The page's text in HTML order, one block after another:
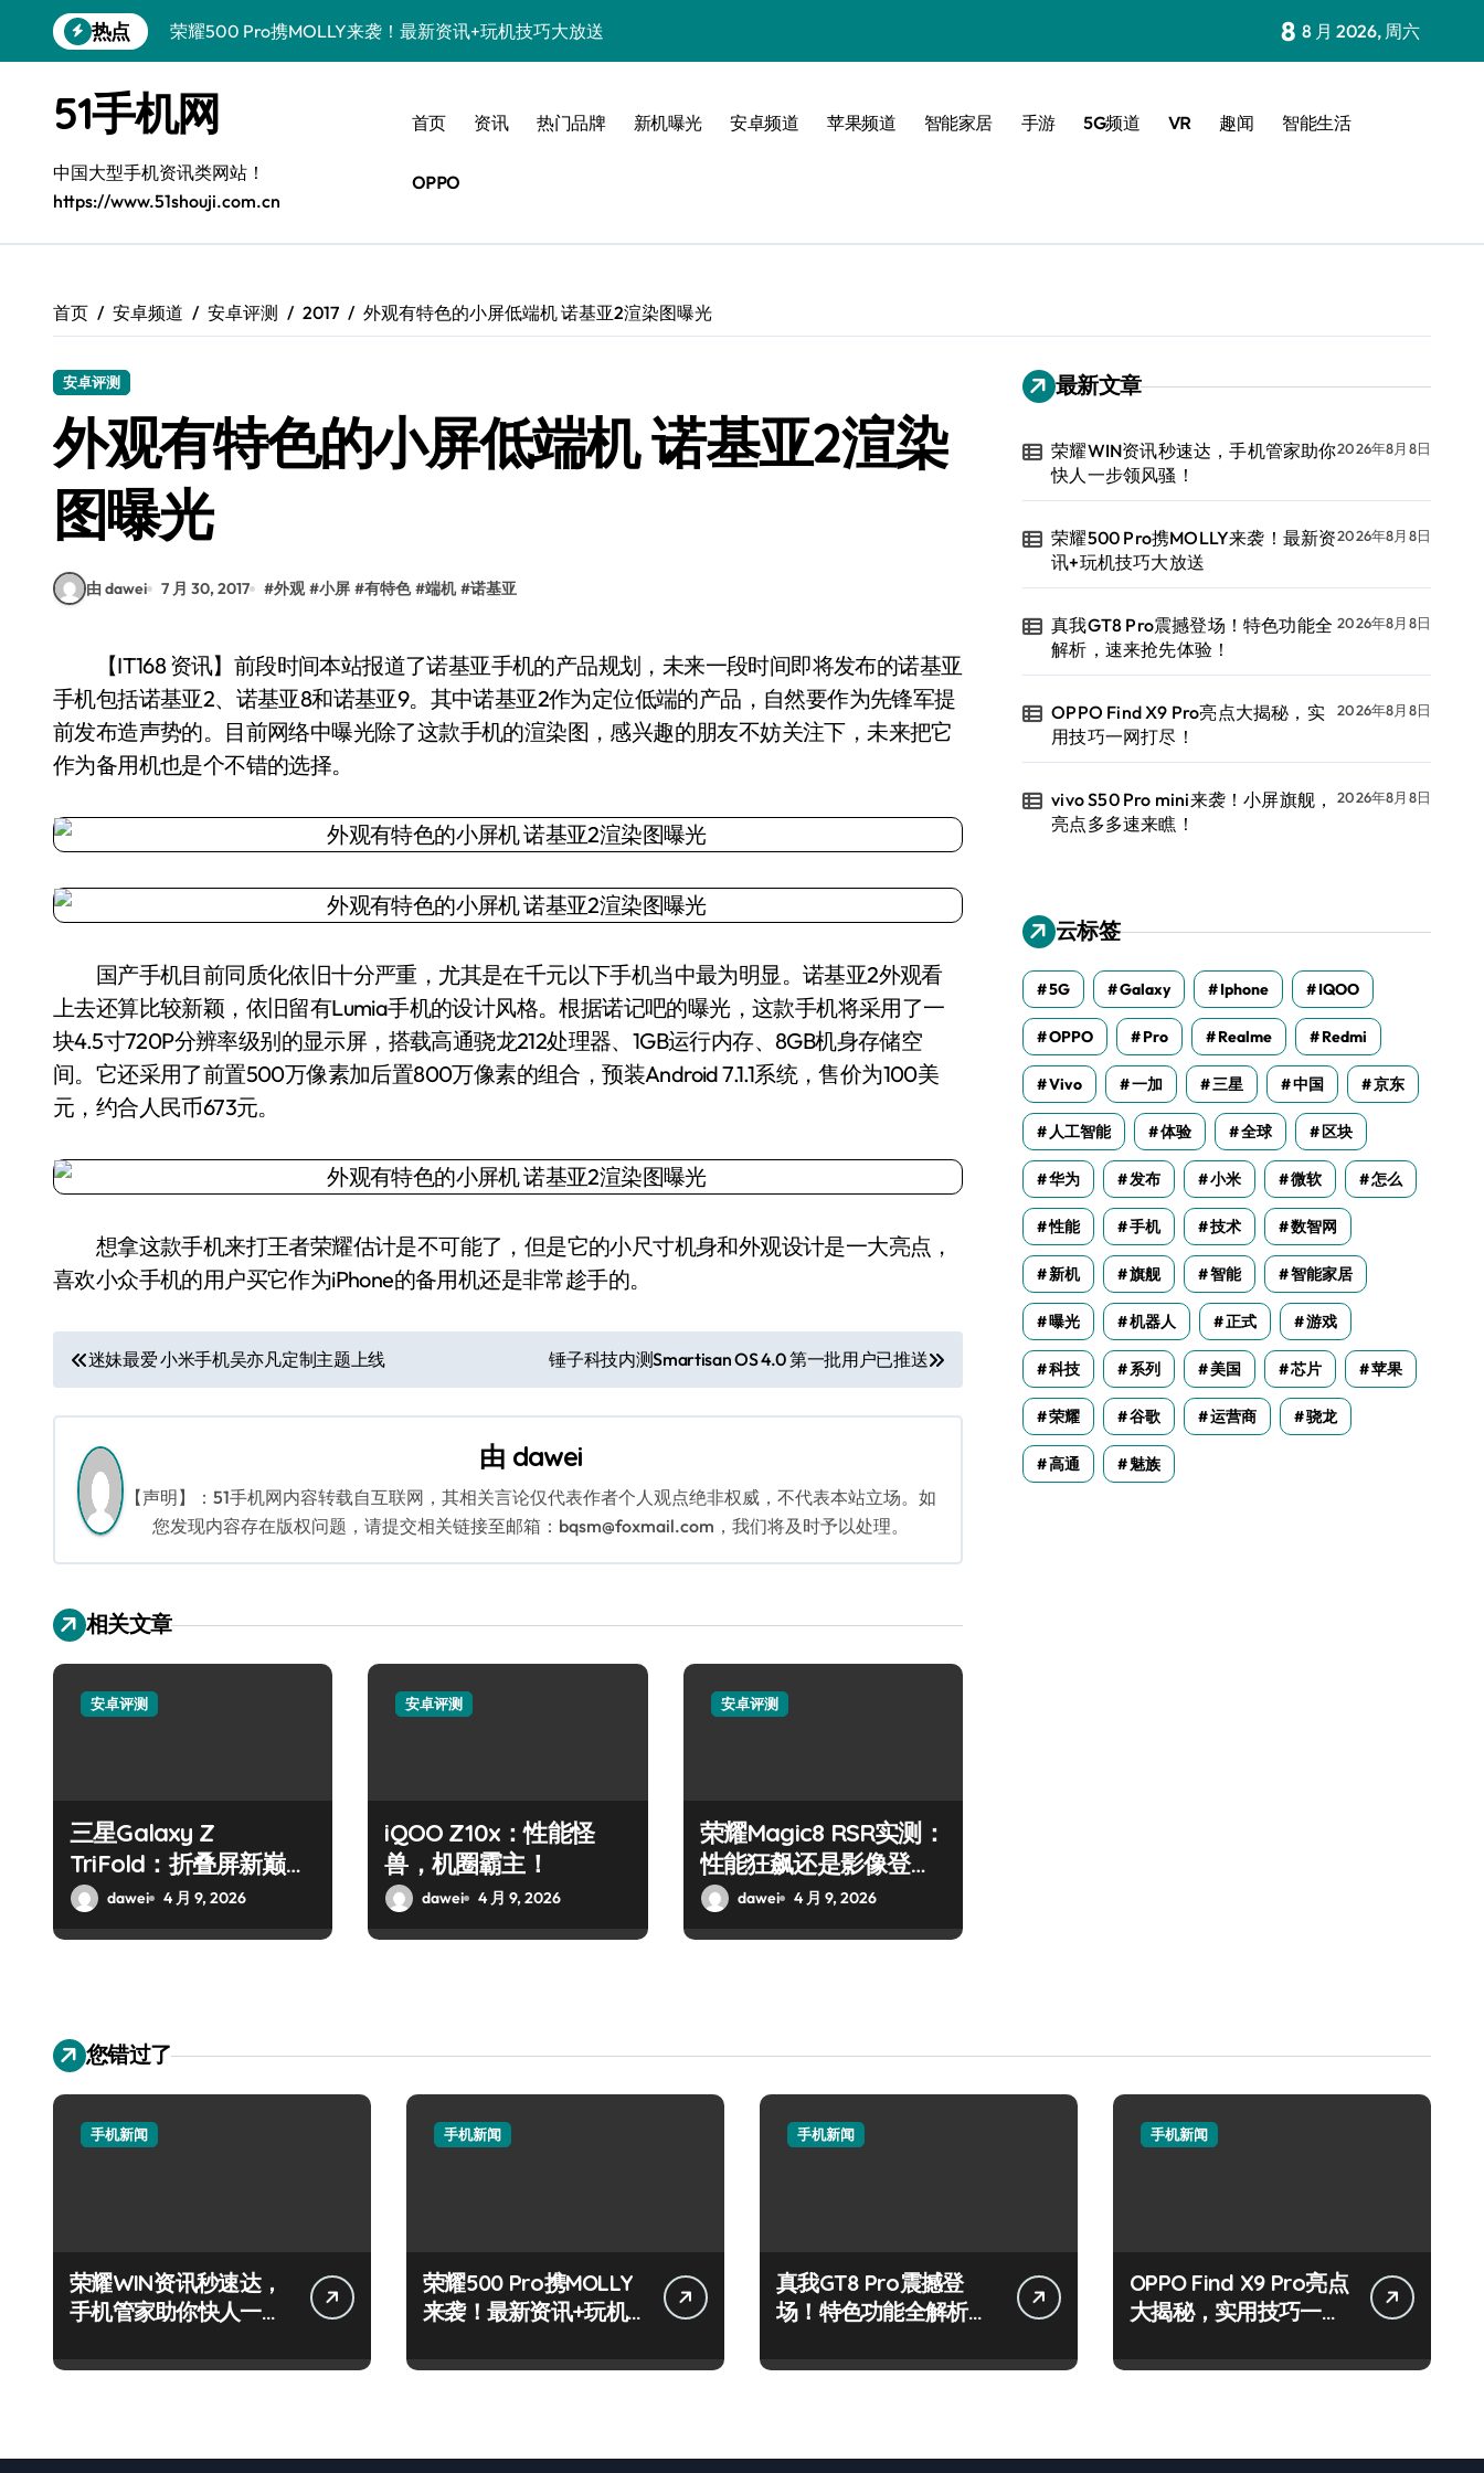
到
热点
荣耀500 Pro携MOLLY来袭！最新资讯+玩机技巧大放送
OPPO Find X9 Pro亮点大揭秘，实用技巧一网打尽！
vivo S50 Pro mini来袭！小屏旗舰，亮点多多速来瞧！
REDMI K90深度揭秘！超强配置亮点，速来一睹为快！
荣耀ROBOT PHONE，智掌生活，资讯随行一手握！
华为nova 15 Ultra新功能解锁，限时优惠速抢不容错过！
荣耀WIN资讯秒速达，手机管家助你快人一步领风骚！
8 8 月 2026, 周六
51手机网
中国大型手机资讯类网站！
https://www.51shouji.com.cn
首页 资讯 热门品牌 新机曝光 安卓频道 苹果频道 智能家居 手游 5G频道 VR 趣闻 智能生活
OPPO
首页 安卓频道 安卓评测 2017 外观有特色的小屏低端机 诺基亚2渲染图曝光
安卓评测
外观有特色的小屏低端机 诺基亚2渲染
图曝光
由 dawei 7 月 30, 2017 #外观 #小屏 #有特色 #端机 #诺基亚
【IT168 资讯】前段时间本站报道了诺基亚手机的产品规划，未来一段时间即将发布的诺基亚
手机包括诺基亚2、诺基亚8和诺基亚9。其中诺基亚2作为定位低端的产品，自然要作为先锋军提
前发布造声势的。目前网络中曝光除了这款手机的渲染图，感兴趣的朋友不妨关注下，未来把它
作为备用机也是个不错的选择。
国产手机目前同质化依旧十分严重，尤其是在千元以下手机当中最为明显。诺基亚2外观看
上去还算比较新颖，依旧留有Lumia手机的设计风格。根据诺记吧的曝光，这款手机将采用了一
块4.5寸720P分辨率级别的显示屏，搭载高通骁龙212处理器、1GB运行内存、8GB机身存储空
间。它还采用了前置500万像素加后置800万像素的组合，预装Android 7.1.1系统，售价为100美
元，约合人民币673元。
想拿这款手机来打王者荣耀估计是不可能了，但是它的小尺寸机身和外观设计是一大亮点，
喜欢小众手机的用户买它作为iPhone的备用机还是非常趁手的。
文
章
航
迷妹最爱 小米手机吴亦凡定制主题上线 锤子科技内测Smartisan OS 4.0 第一批用户已推送
由 dawei
【声明】：51手机网内容转载自互联网，其相关言论仅代表作者个人观点绝非权威，不代表本站立场。如
您发现内容存在版权问题，请提交相关链接至邮箱：bqsm@foxmail.com，我们将及时予以处理。
相关文章
安卓评测
三星Galaxy Z
TriFold：折叠屏新巅
峰，手机高手必看！
dawei 4 月 9, 2026
安卓评测
iQOO Z10x：性能怪
兽，机圈霸主！
dawei 4 月 9, 2026
安卓评测
荣耀Magic8 RSR实测：
性能狂飙还是影像登
顶？dawei 4 月 9, 2026
最新文章
荣耀WIN资讯秒速达，手机管家助你
快人一步领风骚！
2026年8月8日
荣耀500 Pro携MOLLY来袭！最新资
讯+玩机技巧大放送
2026年8月8日
真我GT8 Pro震撼登场！特色功能全
解析，速来抢先体验！
2026年8月8日
OPPO Find X9 Pro亮点大揭秘，实
用技巧一网打尽！
2026年8月8日
vivo S50 Pro mini来袭！小屏旗舰，
亮点多多速来瞧！
2026年8月8日
云标签
5G Galaxy Iphone IQOO
OPPO Pro Realme Redmi
Vivo 一加 三星 中国 京东
人工智能 体验 全球 区块
华为 发布 小米 微软 怎么
性能 手机 技术 数智网
新机 旗舰 智能 智能家居
曝光 机器人 正式 游戏
科技 系列 美国 芯片 苹果
荣耀 谷歌 运营商 骁龙
高通 魅族
您错过了
手机新闻
荣耀WIN资讯秒速达，
手机管家助你快人一步
手机新闻
荣耀500 Pro携MOLLY
来袭！最新资讯+玩机
手机新闻
真我GT8 Pro震撼登
场！特色功能全解析，
手机新闻
OPPO Find X9 Pro亮点
大揭秘，实用技巧一网